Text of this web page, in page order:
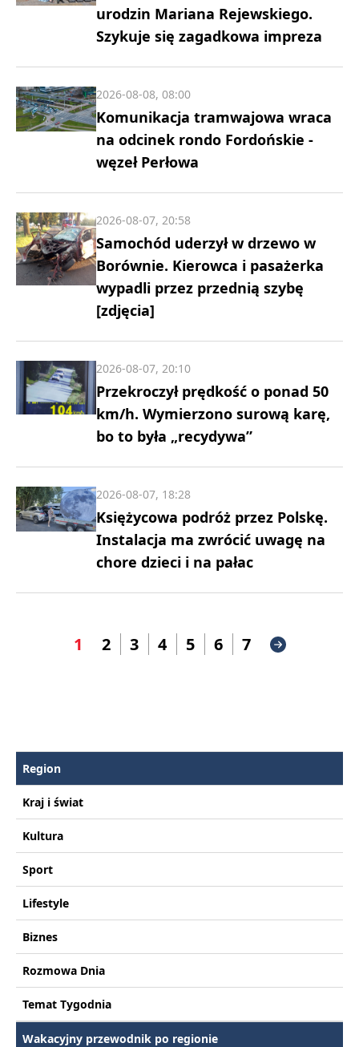
urodzin Mariana Rejewskiego.
Szykuje się zagadkowa impreza
Komunikacja tramwajowa wraca
na odcinek rondo Fordońskie -
węzeł Perłowa
2026-08-08, 08:00
Samochód uderzył w drzewo w
Borównie. Kierowca i pasażerka
wypadli przez przednią szybę
[zdjęcia]
2026-08-07, 20:58
Przekroczył prędkość o ponad 50
km/h. Wymierzono surową karę,
bo to była „recydywa”
2026-08-07, 20:10
Księżycowa podróż przez Polskę.
Instalacja ma zwrócić uwagę na
chore dzieci i na pałac
2026-08-07, 18:28
1 2 3 4 5 6 7
Region
Kraj i świat
Kultura
Sport
Lifestyle
Biznes
Rozmowa Dnia
Temat Tygodnia
Wakacyjny przewodnik po regionie